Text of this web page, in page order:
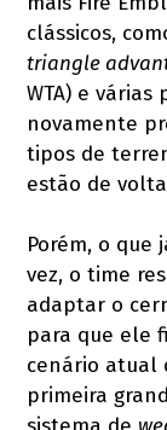
clássicos,
triangle
WTA) e
novamente
tipos de
estão de
Porém, o que
vez, o time
adaptar o
para que ele
cenário atual
primeira